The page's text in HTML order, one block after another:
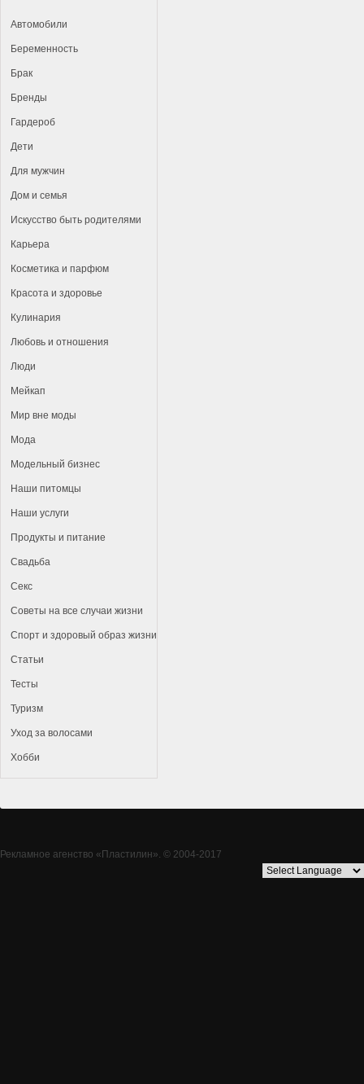
Автомобили
Беременность
Брак
Бренды
Гардероб
Дети
Для мужчин
Дом и семья
Искусство быть родителями
Карьера
Косметика и парфюм
Красота и здоровье
Кулинария
Любовь и отношения
Люди
Мейкап
Мир вне моды
Мода
Модельный бизнес
Наши питомцы
Наши услуги
Продукты и питание
Свадьба
Секс
Советы на все случаи жизни
Спорт и здоровый образ жизни
Статьи
Тесты
Туризм
Уход за волосами
Хобби
Рекламное агенство «Пластилин». © 2004-2017